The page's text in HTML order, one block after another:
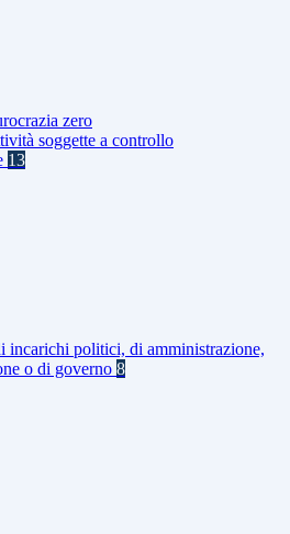
zero
soggette a controllo
13
incarichi politici, di amministrazione,
o di governo 8